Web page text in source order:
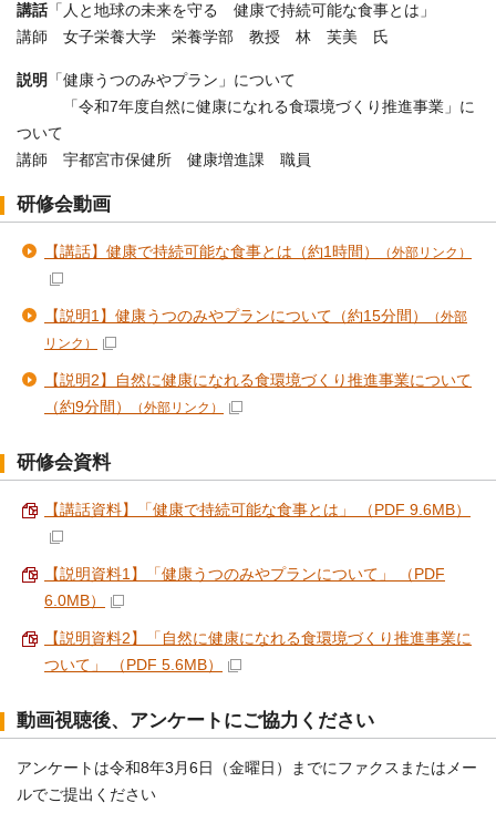
講話「人と地球の未来を守る 健康で持続可能な食事とは」
講師 女子栄養大学 栄養学部 教授 林 芙美 氏
説明
「健康うつのみやプラン」について
「令和7年度自然に健康になれる食環境づくり推進事業」に
ついて
講師 宇都宮市保健所 健康増進課 職員
研修会動画
【講話】健康で持続可能な食事とは（約1時間） （外部リンク）
【説明1】健康うつのみやプランについて（約15分間）
（外部
リンク）
【説明2】自然に健康になれる食環境づくり推進事業について
（約9分間）
（外部リンク）
研修会資料
【講話資料】「健康で持続可能な食事とは」 （PDF 9.6MB）
【説明資料1】「健康うつのみやプランについて」 （PDF
6.0MB）
【説明資料2】「自然に健康になれる食環境づくり推進事業に
ついて」 （PDF 5.6MB）
動画視聴後、アンケートにご協力ください
アンケートは令和8年3月6日（金曜日）までにファクスまたはメー
ルでご提出ください